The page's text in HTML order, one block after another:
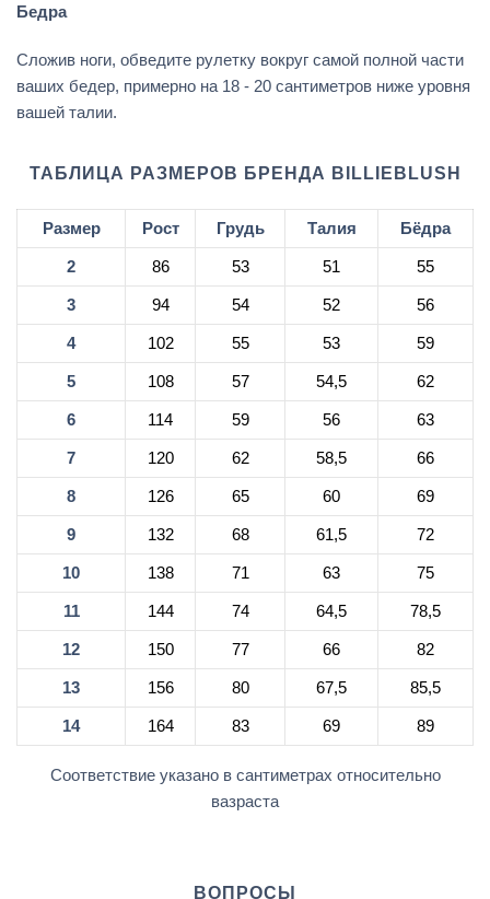
Бедра
Сложив ноги, обведите рулетку вокруг самой полной части
ваших бедер, примерно на 18 - 20 сантиметров ниже уровня
вашей талии.
ТАБЛИЦА РАЗМЕРОВ БРЕНДА BILLIEBLUSH
Размер Рост Грудь Талия Бёдра
2 86 53 51 55
3 94 54 52 56
4 102 55 53 59
5 108 57 54,5 62
6 114 59 56 63
7 120 62 58,5 66
8 126 65 60 69
9 132 68 61,5 72
10 138 71 63 75
11 144 74 64,5 78,5
12 150 77 66 82
13 156 80 67,5 85,5
14 164 83 69 89
Соответствие указано в сантиметрах относительно
вазраста